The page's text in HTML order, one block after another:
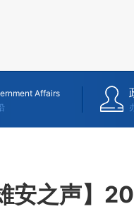
Affairs
安之声】